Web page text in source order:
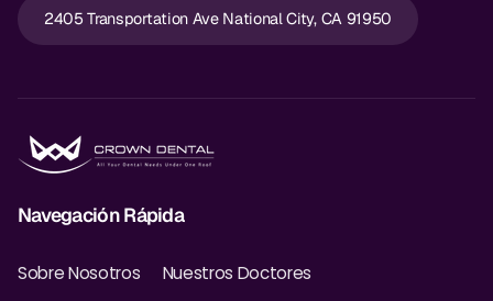
2405 Transportation Ave National City, CA 91950
Navegación Rápida
Sobre Nosotros
Nuestros Doctores